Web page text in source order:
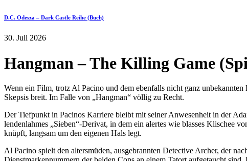
D.C. Odesza – Dark Castle Reihe (Buch)
30. Juli 2026
Hangman – The Killing Game
Wenn ein Film, trotz Al Pacino und dem ebenfalls nicht ganz
Skepsis breit. Im Falle von „Hangman“ völlig zu Recht.
Der Tiefpunkt in Pacinos Karriere bleibt mit seiner Anwesenheit in der
lendenlahmes „Sieben“-Derivat, in dem ein alertes wie blasses Klischee
knüpft, langsam um den eigenen Hals legt.
Al Pacino spielt den altersmüden, ausgebrannten Detective Archer, der